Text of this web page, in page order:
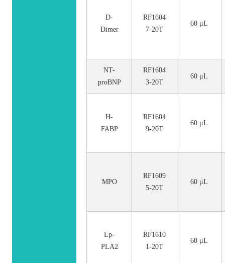
D-
Dimer
RF1604
7-20T
60 μL
NT-
proBNP
RF1604
3-20T
60 μL
H-
FABP
RF1604
9-20T
60 μL
MPO
RF1609
5-20T
60 μL
Lp-
PLA2
RF1610
1-20T
60 μL